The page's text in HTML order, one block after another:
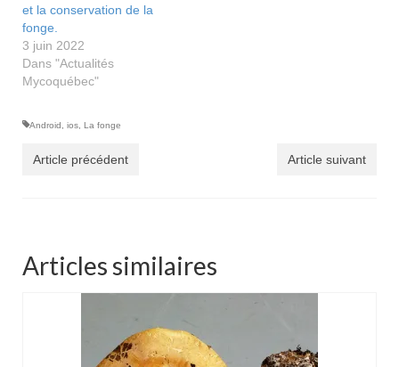
et la conservation de la
fonge.
3 juin 2022
Dans "Actualités
Mycoquébec"
Android ios La fonge
Article précédent Article suivant
Articles similaires